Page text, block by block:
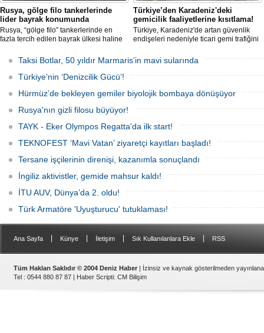
Rusya, gölge filo tankerlerinde
lider bayrak konumunda
Rusya, “gölge filo” tankerlerinde en
fazla tercih edilen bayrak ülkesi haline
birlikte çok sayıda tanker Rus bayrağına
geçerken, bu durum küresel denizcilik
yaptırımlarının uygulanması açısından
yeni bir tablo ortaya koyuyor.
Türkiye’den Karadeniz'deki
gemicilik faaliyetlerine kısıtlama!
Türkiye, Karadeniz'de artan güvenlik
endişeleri nedeniyle ticari gemi trafiğini
bölgedeki gıda güvenliğini tehdit ediyor.
Taksi Botlar, 50 yıldır Marmaris’in mavi sularında
Türkiye'nin ‘Denizcilik Gücü’!
Hürmüz’de bekleyen gemiler biyolojik bombaya dönüşüyor
Rusya'nın gizli filosu büyüyor!
TAYK - Eker Olympos Regatta'da ilk start!
TEKNOFEST ‘Mavi Vatan’ ziyaretçi kayıtları başladı!
Tersane işçilerinin direnişi, kazanımla sonuçlandı
İngiliz aktivistler, gemide mahsur kaldı!
İTU AUV, Dünya’da 2. oldu!
Türk Armatöre 'Uyuşturucu' tutuklaması!
Ana Sayfa Künye İletişim Sık Kullanılanlara Ekle RSS
Tüm Hakları Saklıdır © 2004 Deniz Haber | İzinsiz ve kaynak gösterilmeden
Tel : 0544 880 87 87 | Haber Scripti: CM Bilişim